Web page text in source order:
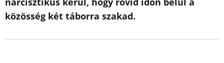
közösség két táborra szakad.